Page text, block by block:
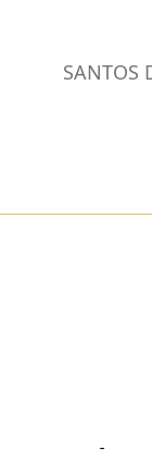
SANTOS